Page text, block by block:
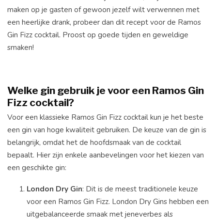
maken op je gasten of gewoon jezelf wilt verwennen met
een heerlijke drank, probeer dan dit recept voor de Ramos
Gin Fizz cocktail. Proost op goede tijden en geweldige
smaken!
Welke gin gebruik je voor een Ramos Gin
Fizz cocktail?
Voor een klassieke Ramos Gin Fizz cocktail kun je het beste
een gin van hoge kwaliteit gebruiken. De keuze van de gin is
belangrijk, omdat het de hoofdsmaak van de cocktail
bepaalt. Hier zijn enkele aanbevelingen voor het kiezen van
een geschikte gin:
London Dry Gin: Dit is de meest traditionele keuze
voor een Ramos Gin Fizz. London Dry Gins hebben een
uitgebalanceerde smaak met jeneverbes als